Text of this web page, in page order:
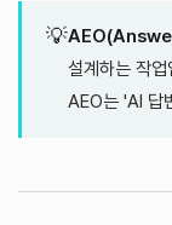
💡
설계하는 작
AEO는 'AI 답